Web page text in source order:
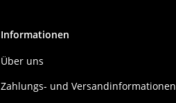
Informationen
Über uns
Zahlungs- und Versandinformationen